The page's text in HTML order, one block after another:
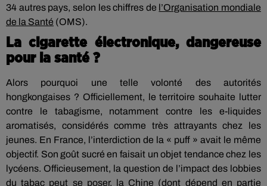
34 autres pays, selon les chiffres de l’Organisation mondiale
de la Santé (OMS).
La cigarette électronique, dangereuse
pour la santé ?
Alors pourquoi une telle volonté des autorités
hongkongaises ? Officiellement, le territoire souhaite lutter
contre le tabagisme, notamment contre les e-liquides
aromatisés, considérés comme très attrayants chez les
jeunes. En France, l’interdiction de la « puff » avait le même
objectif. Son goût sucré en faisait un objet tendance chez les
lycéens. Officieusement, la question de l’impact des lobbies
du tabac peut se poser, la Chine (dont dépend en partie